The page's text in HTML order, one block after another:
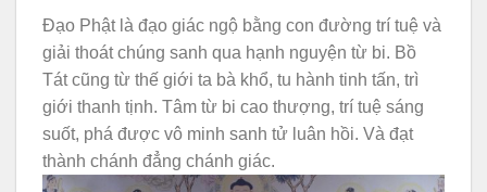
Ðạo Phật là đạo giác ngộ bằng con đường trí tuệ và
giải thoát chúng sanh qua hạnh nguyện từ bi. Bồ
Tát cũng từ thế giới ta bà khổ, tu hành tinh tấn, trì
giới thanh tịnh. Tâm từ bi cao thượng, trí tuệ sáng
suốt, phá được vô minh sanh tử luân hồi. Và đạt
thành chánh đẳng chánh giác.